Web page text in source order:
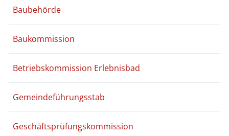
Baubehörde
Baukommission
Betriebskommission Erlebnisbad
Gemeindeführungsstab
Geschäftsprüfungskommission